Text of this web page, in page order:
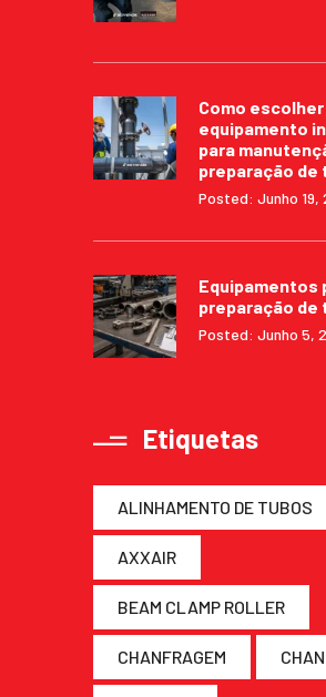
Como escolher
equipamento
para
preparação de
Posted: Junho 19,
Equipamentos
preparação de
Posted: Junho 5,
Etiquetas
ALINHAMENTO DE TUBOS
AXXAIR
BEAM CLAMP ROLLER
CHANFRAGEM